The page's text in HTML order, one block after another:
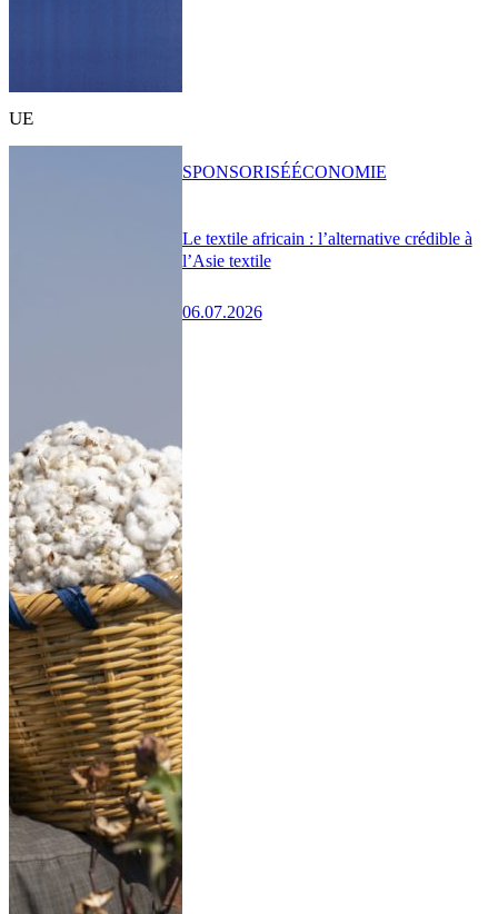
UE
Le textile africain : l’alternative crédible à
l’Asie textile
06.07.2026
SPONSORISÉÉCONOMIE